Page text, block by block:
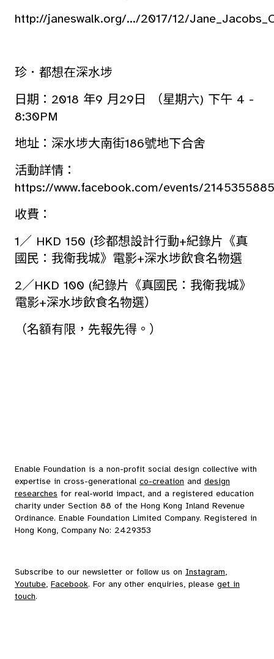
http://janeswalk.org/.../2017/12/
珍．都想在深水埗
日期：2018 年9 月29日 （星期六) 下午 4 -
8:30PM
地址：深水埗大南街186號地下合舍
活動詳情：
https://www.facebook.com/events/
收費：
1／ HKD 150 (珍都想設計行動+紀錄片《真
國民：我衛我城》電影+深水埗飲食名物選
2／HKD 100 (紀錄片《真國民：我衛我城》
電影+深水埗飲食名物選）
（名額有限，先報先得。）
Enable Foundation is a non-profit social design collective with
expertise in cross-generational co-creation and design
researches for real-world impact, and a registered education
charity under Section 88 of the Hong Kong Inland Revenue
Ordinance. Enable Foundation Limited Company. Registered in
Hong Kong, Company No: 2429353
Subscribe to our newsletter or follow us on Instagram,
Youtube, Facebook. For any other enquiries, please get in
touch.